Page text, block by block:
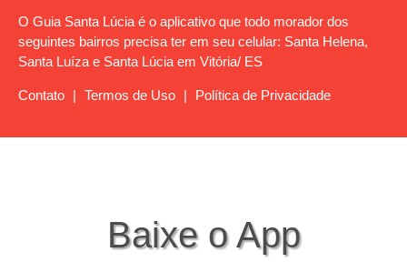
O Guia Santa Lúcia é o aplicativo que todo morador dos
seguintes bairros precisa ter em seu celular: Santa Helena,
Santa Luíza e Santa Lúcia em Vitória/ ES
Contato | Termos de Uso | Política de Privacidade
Baixe o App